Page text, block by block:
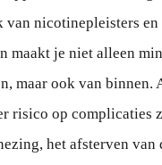
van nicotinepleisters en
maakt je niet alleen
maar ook van binnen.
risico op complicaties
het afsterven van